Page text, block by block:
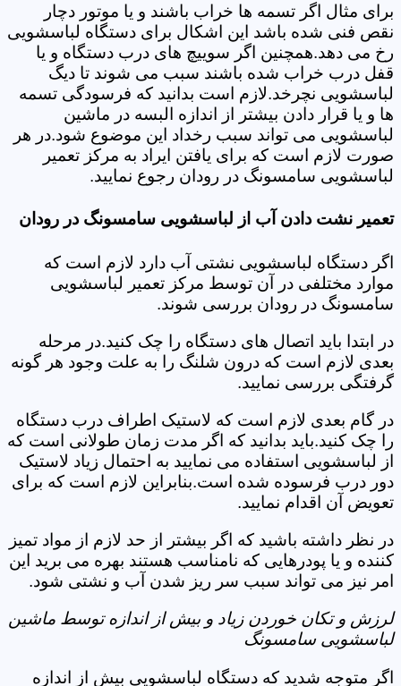
برای مثال اگر تسمه ها خراب باشند و یا موتور دچار
نقص فنی شده باشد این اشکال برای دستگاه لباسشویی
رخ می دهد.همچنین اگر سوییچ های درب دستگاه و یا
قفل درب خراب شده باشند سبب می شوند تا دیگ
لباسشویی نچرخد.لازم است بدانید که فرسودگی تسمه
ها و یا قرار دادن بیشتر از اندازه البسه در ماشین
لباسشویی می تواند سبب رخداد این موضوع شود.در هر
صورت لازم است که برای یافتن ایراد به مرکز تعمیر
لباسشویی سامسونگ در رودان رجوع نمایید.
تعمیر نشت دادن آب از لباسشویی سامسونگ در رودان
اگر دستگاه لباسشویی نشتی آب دارد لازم است که
موارد مختلفی در آن توسط مرکز تعمیر لباسشویی
سامسونگ در رودان بررسی شوند.
در ابتدا باید اتصال های دستگاه را چک کنید.در مرحله
بعدی لازم است که درون شلنگ را به علت وجود هر گونه
گرفتگی بررسی نمایید.
در گام بعدی لازم است که لاستیک اطراف درب دستگاه
را چک کنید.باید بدانید که اگر مدت زمان طولانی است که
از لباسشویی استفاده می نمایید به احتمال زیاد لاستیک
دور درب فرسوده شده است.بنابراین لازم است که برای
تعویض آن اقدام نمایید.
در نظر داشته باشید که اگر بیشتر از حد لازم از مواد تمیز
کننده و یا پودرهایی که نامناسب هستند بهره می برید این
امر نیز می تواند سبب سر ریز شدن آب و نشتی شود.
لرزش و تکان خوردن زیاد و بیش از اندازه توسط ماشین
لباسشویی سامسونگ
اگر متوجه شدید که دستگاه لباسشویی بیش از اندازه